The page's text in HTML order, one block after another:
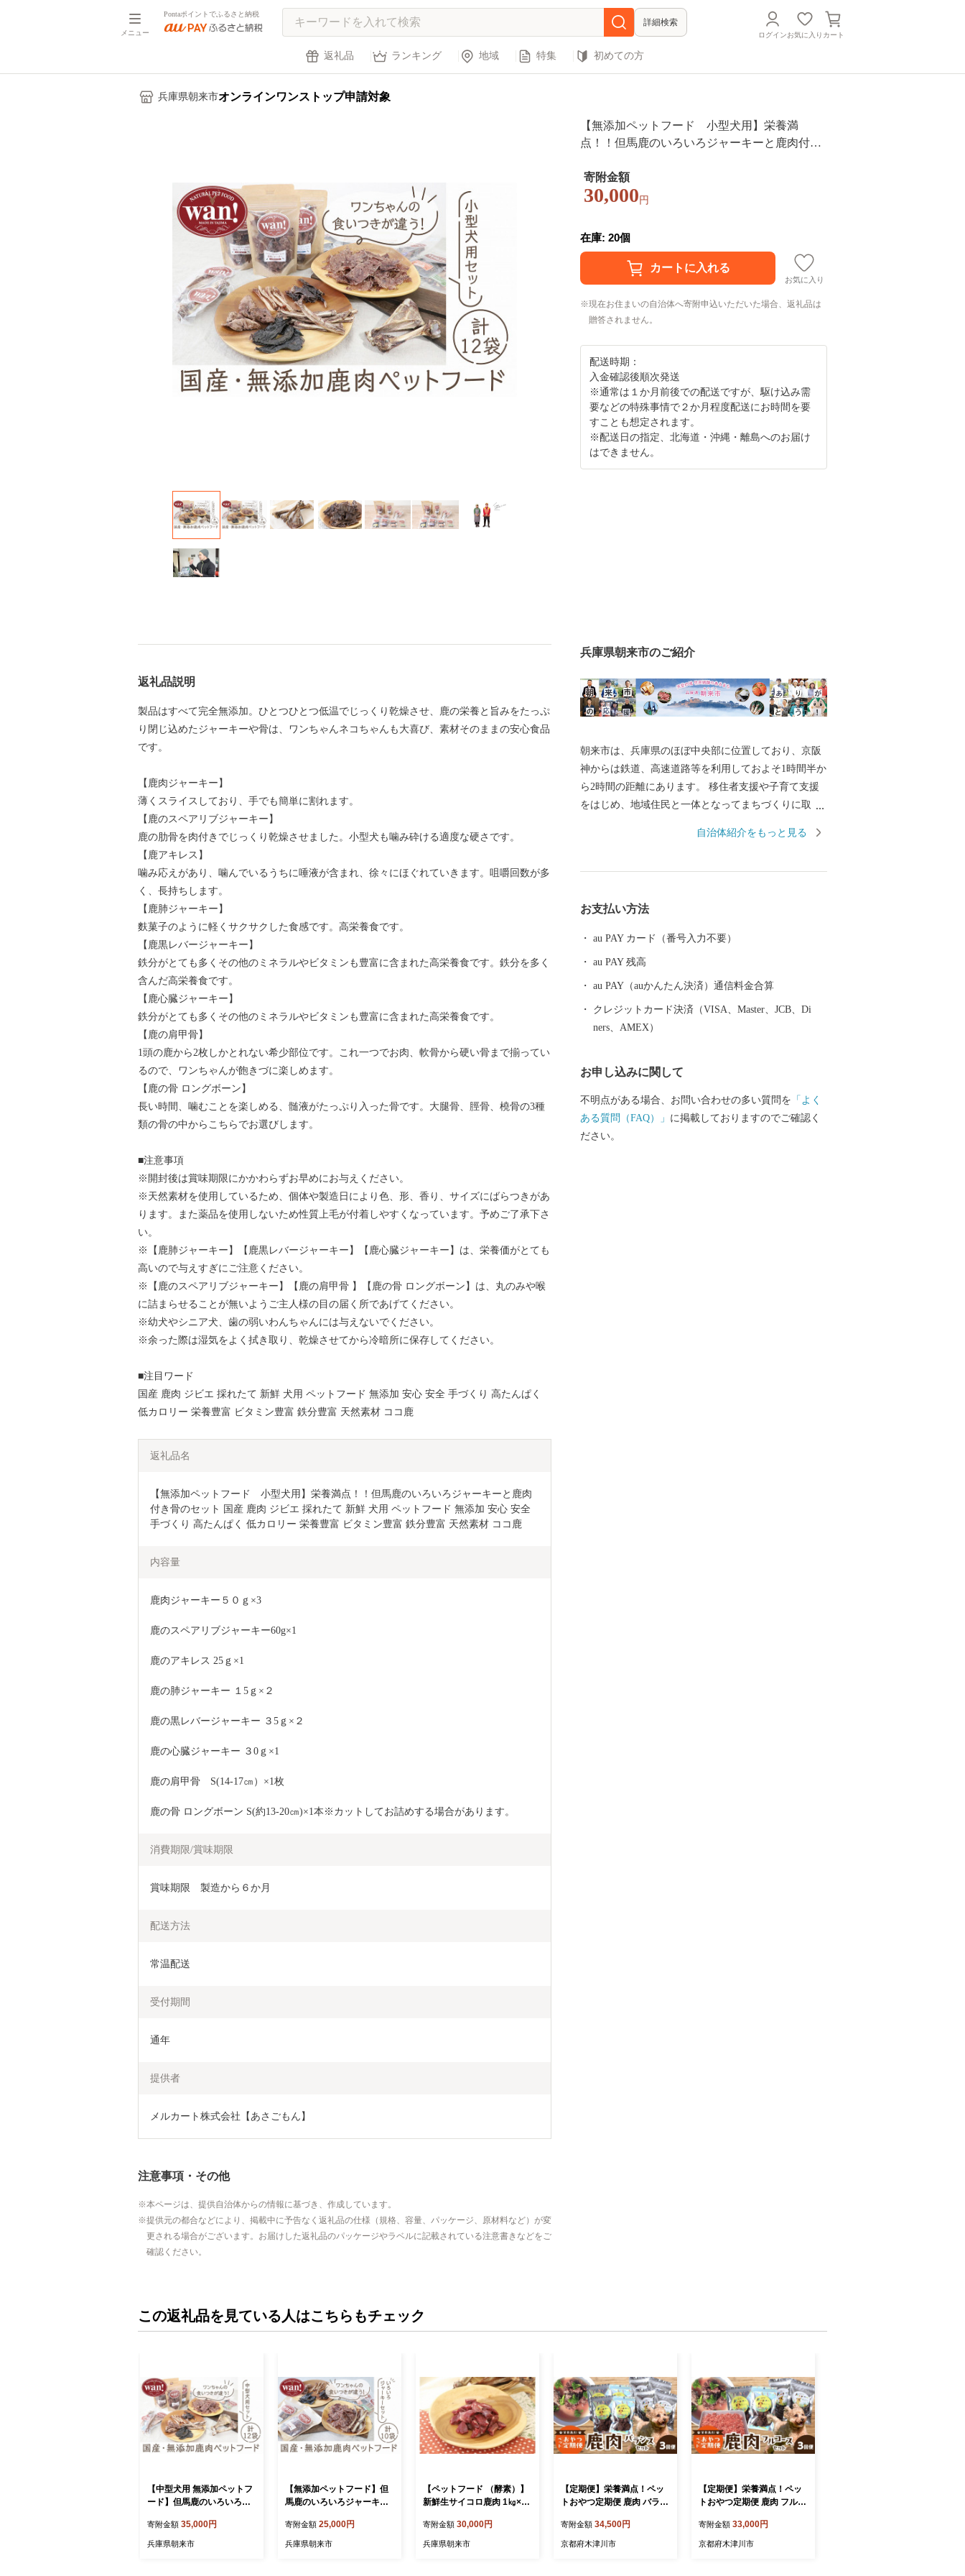
メニュー
Pontaポイントでふるさと納税
詳細検索
ログインお気に入り カート
返礼品 ランキング 地域 特集 初めての方
兵庫県朝来市オンラインワンストップ申請対象
【無添加ペットフード 小型犬用】栄養満
点！！但馬鹿のいろいろジャーキーと鹿肉付き
ペットフード 無添加 安心 安全 手づくり 高たん
ぱく 低カロリー 栄養豊富 ビタミン豊富 鉄分豊
寄附金額
30,000 円
在庫: 20個
お気に入り
現在お住まいの自治体へ寄附申込いただいた場合、返礼品は
贈答されません。
配送時期：
入金確認後順次発送
※通常は１か月前後での配送ですが、駆け込み需
要などの特殊事情で２か月程度配送にお時間を要
すことも想定されます。
※配送日の指定、北海道・沖縄・離島へのお届け
はできません。
返礼品説明
製品はすべて完全無添加。ひとつひとつ低温でじっくり乾燥させ、鹿の栄養と旨みをたっぷ
り閉じ込めたジャーキーや骨は、ワンちゃんネコちゃんも大喜び、素材そのままの安心食品
です。
【鹿肉ジャーキー】
薄くスライスしており、手でも簡単に割れます。
【鹿のスペアリブジャーキー】
鹿の肋骨を肉付きでじっくり乾燥させました。小型犬も噛み砕ける適度な硬さです。
【鹿アキレス】
噛み応えがあり、噛んでいるうちに唾液が含まれ、徐々にほぐれていきます。咀嚼回数が多
く、長持ちします。
【鹿肺ジャーキー】
麩菓子のように軽くサクサクした食感です。高栄養食です。
【鹿黒レバージャーキー】
鉄分がとても多くその他のミネラルやビタミンも豊富に含まれた高栄養食です。鉄分を多く
含んだ高栄養食です。
【鹿心臓ジャーキー】
鉄分がとても多くその他のミネラルやビタミンも豊富に含まれた高栄養食です。
【鹿の肩甲骨】
1頭の鹿から2枚しかとれない希少部位です。これ一つでお肉、軟骨から硬い骨まで揃ってい
るので、ワンちゃんが飽きづに楽しめます。
【鹿の骨 ロングボーン】
長い時間、噛むことを楽しめる、髄液がたっぷり入った骨です。大腿骨、脛骨、橈骨の3種
類の骨の中からこちらでお選びします。
■注意事項
※開封後は賞味期限にかかわらずお早めにお与えください。
※天然素材を使用しているため、個体や製造日により色、形、香り、サイズにばらつきがあ
ります。また薬品を使用しないため性質上毛が付着しやすくなっています。予めご了承下さ
い。
※【鹿肺ジャーキー】【鹿黒レバージャーキー】【鹿心臓ジャーキー】は、栄養価がとても
高いので与えすぎにご注意ください。
※【鹿のスペアリブジャーキー】【鹿の肩甲骨 】【鹿の骨 ロングボーン】は、丸のみや喉
に詰まらせることが無いようご主人様の目の届く所であげてください。
※幼犬やシニア犬、歯の弱いわんちゃんには与えないでください。
※余った際は湿気をよく拭き取り、乾燥させてから冷暗所に保存してください。
■注目ワード
国産 鹿肉 ジビエ 採れたて 新鮮 犬用 ペットフード 無添加 安心 安全 手づくり 高たんぱく
低カロリー 栄養豊富 ビタミン豊富 鉄分豊富 天然素材 ココ鹿
返礼品名
【無添加ペットフード　小型犬用】栄養満点！！但馬鹿のいろいろジャーキーと鹿肉
付き骨のセット 国産 鹿肉 ジビエ 採れたて 新鮮 犬用 ペットフード 無添加 安心 安全
手づくり 高たんぱく 低カロリー 栄養豊富 ビタミン豊富 鉄分豊富 天然素材 ココ鹿
内容量
鹿肉ジャーキー５０ｇ×3
鹿のスペアリブジャーキー60g×1
鹿のアキレス 25ｇ×1
鹿の肺ジャーキー １5ｇ×２
鹿の黒レバージャーキー ３5ｇ×２
鹿の心臓ジャーキー ３0ｇ×1
鹿の肩甲骨　S(14-17㎝）×1枚
鹿の骨 ロングボーン S(約13-20㎝)×1本※カットしてお詰めする場合があります。
消費期限/賞味期限
賞味期限　製造から６か月
配送方法
常温配送
受付期間
通年
提供者
メルカート株式会社【あさごもん】
注意事項・その他
本ページは、提供自治体からの情報に基づき、作成しています。
提供元の都合などにより、掲載中に予告なく返礼品の仕様（規格、容量、パッケージ、原材料など）が変
更される場合がございます。お届けした返礼品のパッケージやラベルに記載されている注意書きなどをご
確認ください。
兵庫県朝来市のご紹介
朝来市は、兵庫県のほぼ中央部に位置しており、京阪
神からは鉄道、高速道路等を利用しておよそ1時間半か
ら2時間の距離にあります。 移住者支援や子育て支援
をはじめ、地域住民と一体となってまちづくりに取り
ンキング」では、近畿エリア1位に選ばれました。 観
す。 平成29年4月には「播但貫く、銀の馬車道 鉱石の
道」にまつわる物語が日本遺産に認定され、その関連
あります。 特産品は「岩津ねぎ」が有名です。白ねぎ
と青ねぎのちょうど中間種で、青葉部分から白根まで
大変柔らかく甘みがあり、すべて余すところなく食べ
史遺産、特産品などを活かしながら、今後もよりよい
まちづくりに取り組んでいきます。
自治体紹介をもっと見る
お支払い方法
au PAY カード（番号入力不要）
au PAY 残高
au PAY（auかんたん決済）通信料金合算
クレジットカード決済（VISA、Master、JCB、Di
ners、AMEX）
お申し込みに関して
不明点がある場合、お問い合わせの多い質問を 「よく
ある質問（FAQ）」 に掲載しておりますのでご確認く
ださい。
この返礼品を見ている人はこちらもチェック
【中型犬用 無添加ペットフ
ード】但馬鹿のいろいろジ
ト 国産 鹿肉 ジビエ 採れた
て 新鮮 犬用 ペットフード
寄附金額 35,000円
兵庫県朝来市
【無添加ペットフード】但
馬鹿のいろいろジャーキー
れたて 新鮮 犬用 ペットフ
ード 無添加 安心 安全 手づ
寄附金額 25,000円
兵庫県朝来市
【ペットフード （酵素）】
新鮮生サイコロ鹿肉 1㎏×4
ビエ 採れたて 新鮮 犬用 ペ
ットフード 無添加 安心 安
寄附金額 30,000円
兵庫県朝来市
【定期便】栄養満点！ペッ
トおやつ定期便 鹿肉 バラン
肉ジャーキー 定期便 高たん
ぱく質 低カロリー 低アレル
寄附金額 34,500円
京都府木津川市
【定期便】栄養満点！ペッ
トおやつ定期便 鹿肉 フルコ
鹿肉ジャーキー クッキー ミ
ンチ肉 鹿肉スープ 定期便
寄附金額 33,000円
京都府木津川市